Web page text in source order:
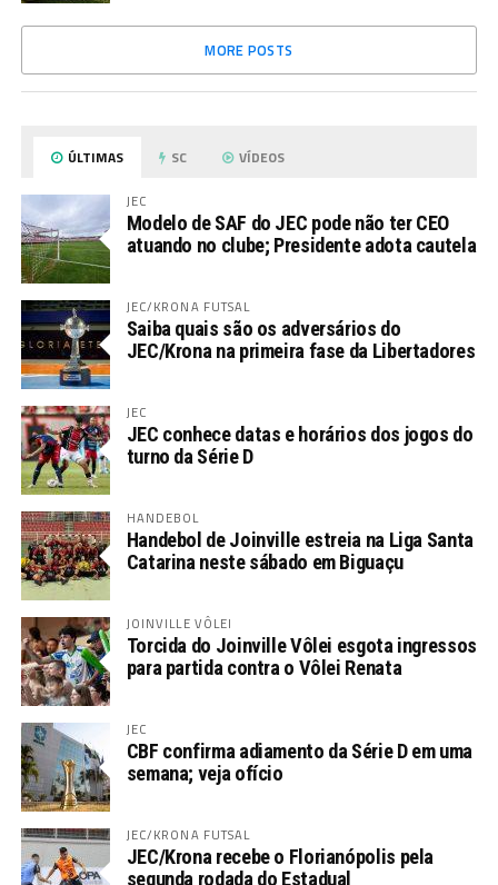
MORE POSTS
ÚLTIMAS SC VÍDEOS
JEC
Modelo de SAF do JEC pode não ter CEO
atuando no clube; Presidente adota cautela
JEC/KRONA FUTSAL
Saiba quais são os adversários do
JEC/Krona na primeira fase da Libertadores
JEC
JEC conhece datas e horários dos jogos do
turno da Série D
HANDEBOL
Handebol de Joinville estreia na Liga Santa
Catarina neste sábado em Biguaçu
JOINVILLE VÔLEI
Torcida do Joinville Vôlei esgota ingressos
para partida contra o Vôlei Renata
JEC
CBF confirma adiamento da Série D em uma
semana; veja ofício
JEC/KRONA FUTSAL
JEC/Krona recebe o Florianópolis pela
segunda rodada do Estadual